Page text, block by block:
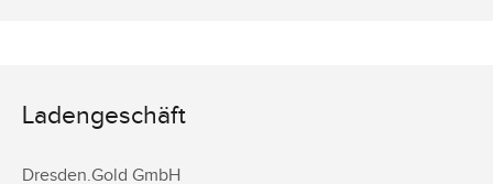
Ladengeschäft
Dresden.Gold GmbH